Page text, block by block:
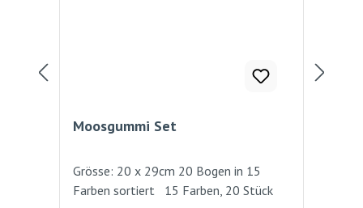
Moosgummi Set
Grösse: 20 x 29cm 20 Bogen in 15
Farben sortiert 15 Farben, 20 Stück